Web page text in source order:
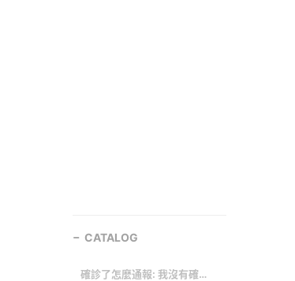
CATALOG
確診了怎麼通報: 我沒有確診，是「密切接觸者」或海外入境，該怎麼做？